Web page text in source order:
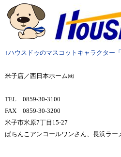
↑ハウスドゥのマスコットキャラクター
米子店／西日本ホーム㈱
TEL 0859-30-3100
FAX 0859-30-3200
米子市米原7丁目15-27
ぱちんこアンコールワンさん、長浜ラー